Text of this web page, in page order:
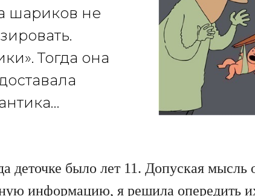
шариков не
Тогда она
деточке было лет 11. Допуская мысль
информацию, я решила опередить